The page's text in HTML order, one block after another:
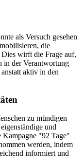
als Versuch gesehen
die
wirft die Frage auf,
in der Verantwortung
aktiv in den
zu mündigen
und
Kampagne "92 Tage"
werden, indem
informiert und